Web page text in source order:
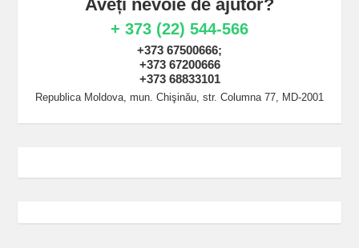
Aveți nevoie de ajutor?
+ 373 (22) 544-566
+373 67500666;
+373 67200666
+373 68833101
Republica Moldova, mun. Chişinău, str. Columna 77, MD-2001